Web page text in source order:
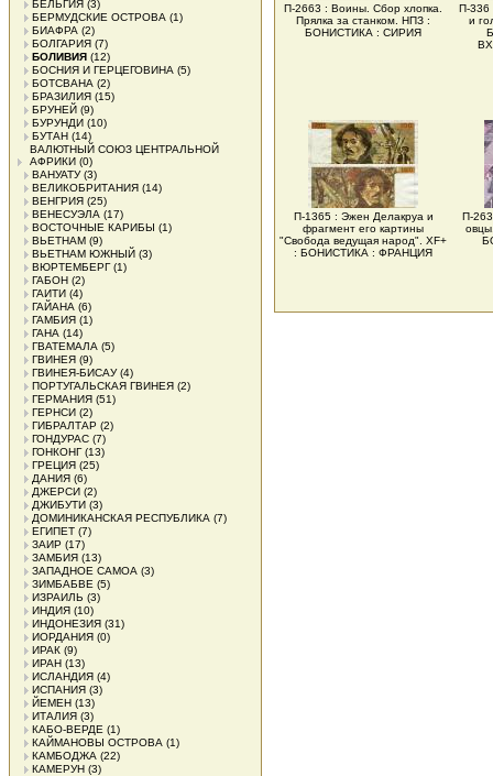
БЕЛЬГИЯ (3)
БЕРМУДСКИЕ ОСТРОВА (1)
БИАФРА (2)
БОЛГАРИЯ (7)
БОЛИВИЯ (12)
БОСНИЯ И ГЕРЦЕГОВИНА (5)
БОТСВАНА (2)
БРАЗИЛИЯ (15)
БРУНЕЙ (9)
БУРУНДИ (10)
БУТАН (14)
ВАЛЮТНЫЙ СОЮЗ ЦЕНТРАЛЬНОЙ
АФРИКИ (0)
ВАНУАТУ(3)
ВЕЛИКОБРИТАНИЯ (14)
ВЕНГРИЯ (25)
ВЕНЕСУЭЛА (17)
ВОСТОЧНЫЕ КАРИБЫ (1)
ВЬЕТНАМ (9)
ВЬЕТНАМ ЮЖНЫЙ (3)
ВЮРТЕМБЕРГ(1)
ГАБОН (2)
ГАИТИ (4)
ГАЙАНА (6)
ГАМБИЯ (1)
ГАНА (14)
ГВАТЕМАЛА (5)
ГВИНЕЯ (9)
ГВИНЕЯ-БИСАУ(4)
ПОРТУГАЛЬСКАЯ ГВИНЕЯ (2)
ГЕРМАНИЯ (51)
ГЕРНСИ (2)
ГИБРАЛТАР (2)
ГОНДУРАС (7)
ГОНКОНГ(13)
ГРЕЦИЯ (25)
ДАНИЯ (6)
ДЖЕРСИ (2)
ДЖИБУТИ (3)
ДОМИНИКАНСКАЯ РЕСПУБЛИКА (7)
ЕГИПЕТ (7)
ЗАИР (17)
ЗАМБИЯ (13)
ЗАПАДНОЕ САМОА (3)
ЗИМБАБВЕ (5)
ИЗРАИЛЬ (3)
ИНДИЯ (10)
ИНДОНЕЗИЯ (31)
ИОРДАНИЯ (0)
ИРАК (9)
ИРАН (13)
ИСЛАНДИЯ (4)
ИСПАНИЯ (3)
ЙЕМЕН (13)
ИТАЛИЯ (3)
КАБО-ВЕРДЕ (1)
КАЙМАНОВЫ ОСТРОВА (1)
КАМБОДЖА (22)
КАМЕРУН (3)
П-2663 : Воины. Сбор хлопка.
Прялка за станком. НПЗ :
БОНИСТИКА : СИРИЯ
П-336
и
П-1365 : Эжен Делакруа и
фрагмент его картины
"Свобода ведущая народ". XF+
: БОНИСТИКА : ФРАНЦИЯ
П-